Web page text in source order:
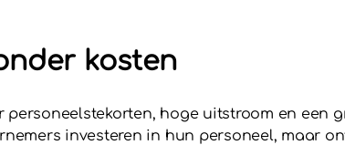
kosten
hoge uitstroom en een
investeren in hun personeel, maar